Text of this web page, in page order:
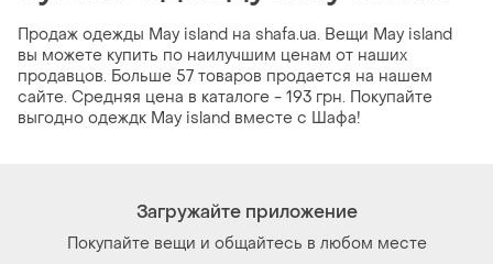
Продаж одежды May island на shafa.ua. Вещи May island
вы можете купить по наилучшим ценам от наших
продавцов. Больше 57 товаров продается на нашем
сайте. Средняя цена в каталоге - 193 грн. Покупайте
выгодно одеждк May island вместе с Шафа!
Загружайте приложение
Покупайте вещи и общайтесь в любом месте